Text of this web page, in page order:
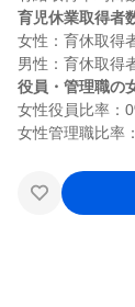
育児休業取得者
女性：育休取得
役員・管理職の
女性役員比率：